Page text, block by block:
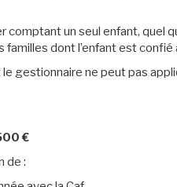
comptant un seul enfant, quel
dont l’enfant est confié à
gestionnaire ne peut pas
€
de :